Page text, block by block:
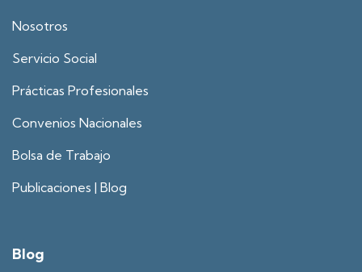
Nosotros
Servicio Social
Prácticas Profesionales
Convenios Nacionales
Bolsa de Trabajo
Publicaciones | Blog
Blog